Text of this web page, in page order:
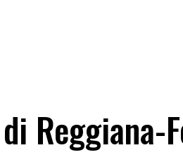
Reggiana-